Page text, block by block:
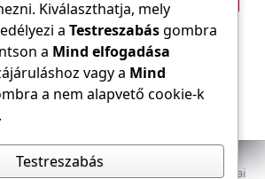
Építőipar átviteli hálózat
a Magyar Mérnöki Kamara Elektrotechnikai
Kiválaszthatja, mely
a Testreszabásgombra
a Mind elfogadása
vagy a Mind
a nem alapvető cookie-k
Testreszabás